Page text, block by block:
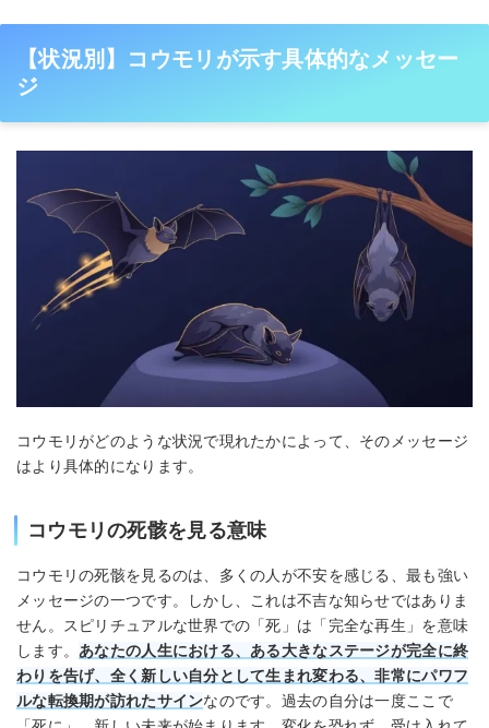
【状況別】コウモリが示す具体的なメッセー
ジ
コウモリがどのような状況で現れたかによって、そのメッセージ
はより具体的になります。
コウモリの死骸を見る意味
コウモリの死骸を見るのは、多くの人が不安を感じる、最も強い
メッセージの一つです。しかし、これは不吉な知らせではありま
せん。スピリチュアルな世界での「死」は「完全な再生」を意味
します。 あなたの人生における、ある大きなステージが完全に終
わりを告げ、全く新しい自分として生まれ変わる、非常にパワフ
ルな転換期が訪れたサインなのです。過去の自分は一度ここで